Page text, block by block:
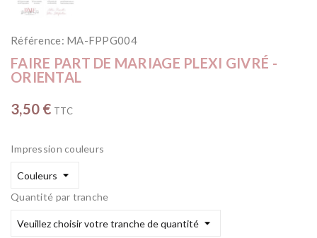
Référence: MA-FPPG004
FAIRE PART DE MARIAGE PLEXI GIVRÉ -
ORIENTAL
3,50 € TTC
Impression couleurs
Quantité par tranche